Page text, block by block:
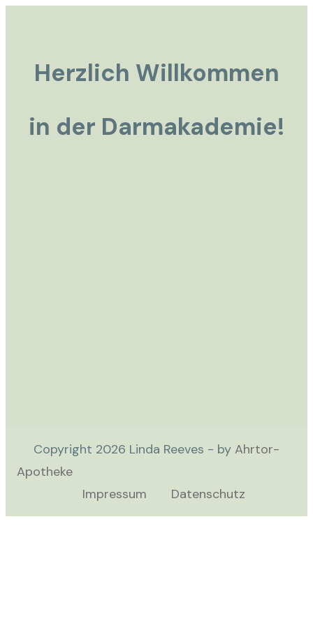
Herzlich Willkommen
in der Darmakademie!
Copyright 2026 Linda Reeves - by Ahrtor-
Apotheke
Impressum
Datenschutz